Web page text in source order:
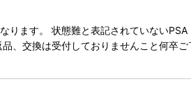
ます。 状態難と表記されていない
、交換は受付しておりませんこと何卒ご